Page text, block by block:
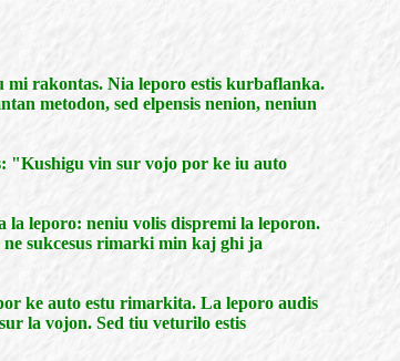
rakontas. Nia leporo estis kurbaflanka.
metodon, sed elpensis nenion, neniun
"Kushigu vin sur vojo por ke iu auto
la leporo: neniu volis dispremi la leporon.
sukcesus rimarki min kaj ghi ja
ke auto estu rimarkita. La leporo audis
la vojon. Sed tiu veturilo estis